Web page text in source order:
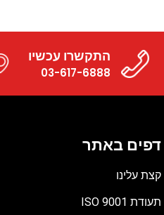
התקשרו עכשיו
03-617-6888
דפים באתר
קצת עלינו
תעודת ISO 9001